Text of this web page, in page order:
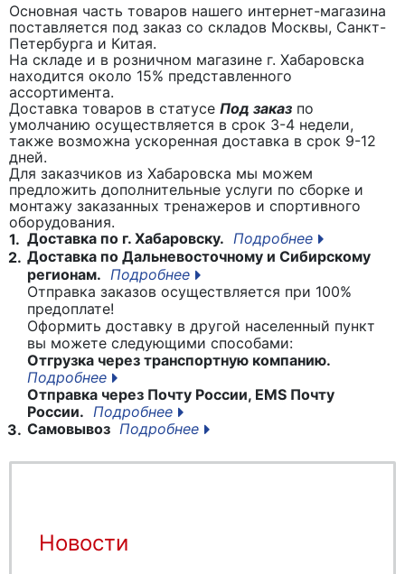
Основная часть товаров нашего интернет-магазина
поставляется под заказ со складов Москвы, Санкт-
Петербурга и Китая.
На складе и в розничном магазине г. Хабаровска
находится около 15% представленного
ассортимента.
Доставка товаров в статусе Под заказ по
умолчанию осуществляется в срок 3-4 недели,
также возможна ускоренная доставка в срок 9-12
дней.
Для заказчиков из Хабаровска мы можем
предложить дополнительные услуги по сборке и
монтажу заказанных тренажеров и спортивного
оборудования.
1. Доставка по г. Хабаровску. Подробнее
2. Доставка по Дальневосточному и Сибирскому
регионам. Подробнее
Отправка заказов осуществляется при 100%
предоплате!
Оформить доставку в другой населенный пункт
вы можете следующими способами:
Отгрузка через транспортную компанию.
Подробнее
Отправка через Почту России, EMS Почту
России. Подробнее
3. Самовывоз Подробнее
Новости